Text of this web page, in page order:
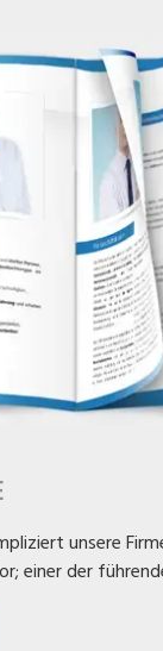
unsere
einer der